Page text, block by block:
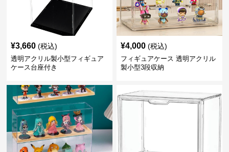
¥3,660 (税込)
透明アクリル製小型フィギュア
ケース台座付き
¥4,000 (税込)
フィギュアケース 透明アクリル
製小型3段収納